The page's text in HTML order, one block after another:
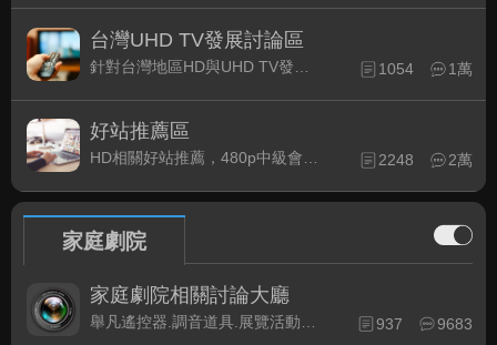
台灣UHD TV發展討論區
1054 1萬
好站推薦區
HD相關好站推薦，480p中級會員以上限定 2248 2萬
家庭劇院
家庭劇院相關討論大廳
937 9683